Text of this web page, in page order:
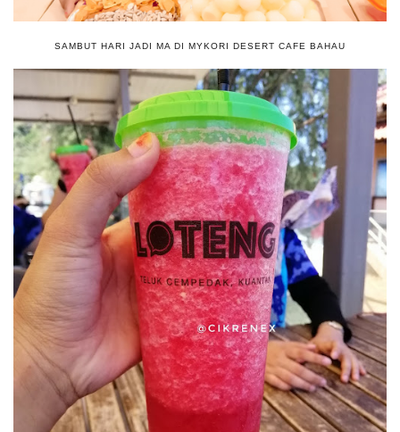
SAMBUT HARI JADI MA DI MYKORI DESERT CAFE BAHAU